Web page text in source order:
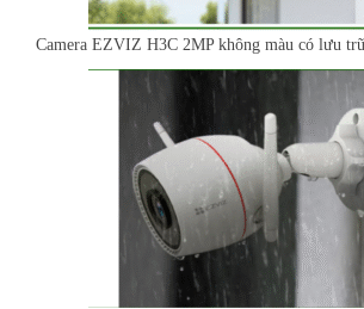
Camera EZVIZ H3C 2MP không màu có lưu